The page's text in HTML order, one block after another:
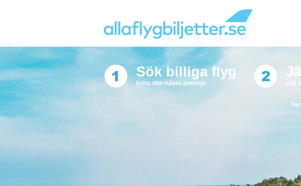
Sök billiga flyg
hitta ditt nästa äventyr välj